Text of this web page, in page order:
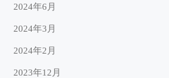
2024年6月
2024年3月
2024年2月
2023年12月